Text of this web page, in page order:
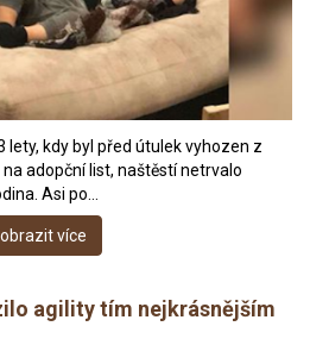
lety, kdy byl před útulek vyhozen z
adopční list, naštěstí netrvalo
Asi po…
více
agility tím nejkrásnějším